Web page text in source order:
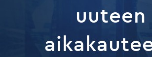
uuteen